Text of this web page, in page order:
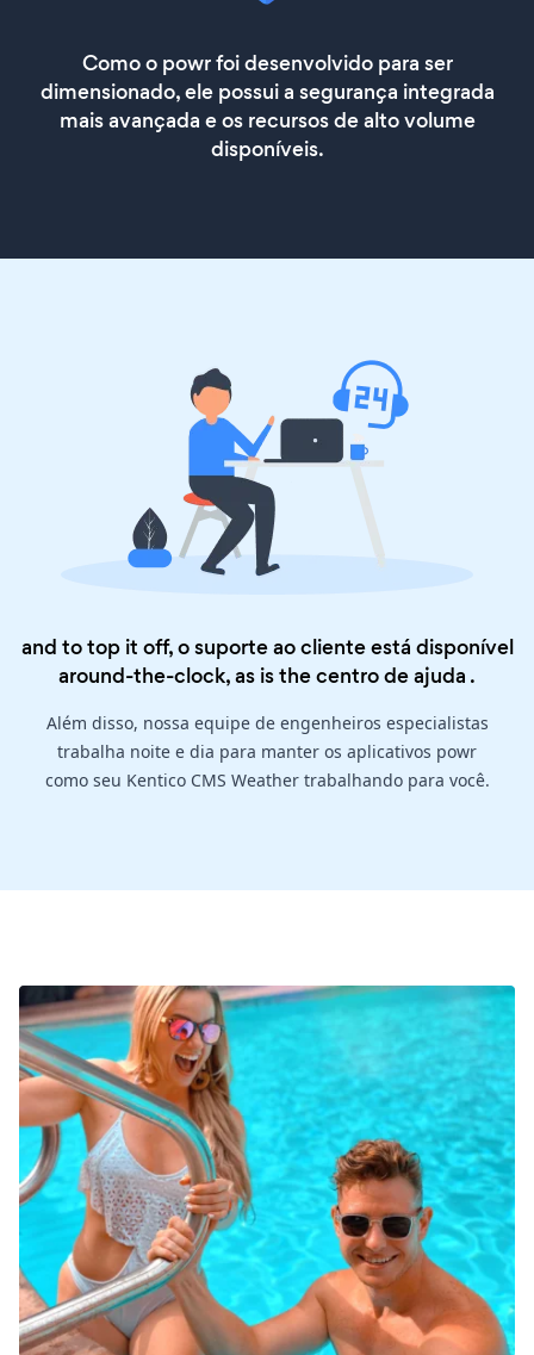
Como o powr foi desenvolvido para ser
dimensionado, ele possui a segurança integrada
mais avançada e os recursos de alto volume
disponíveis.
and to top it off, o suporte ao cliente está disponível
around-the-clock, as is thecentro de ajuda .
Além disso, nossa equipe de engenheiros especialistas
trabalha noite e dia para manter os aplicativos powr
como seu Kentico CMS Weather trabalhando para você.